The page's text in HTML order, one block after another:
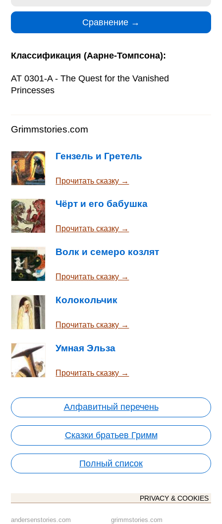
Классификация (Аарне-Томпсона):
AT 0301-A - The Quest for the Vanished
Princesses
Grimmstories.com
Гензель и Гретель
Прочитать сказку →
Чёрт и его бабушка
Прочитать сказку →
Волк и семеро козлят
Прочитать сказку →
Колокольчик
Прочитать сказку →
Умная Эльза
Прочитать сказку →
Алфавитный перечень
Сказки братьев Гримм
Полный список
PRIVACY & COOKIES
andersenstories.com grimmstories.com